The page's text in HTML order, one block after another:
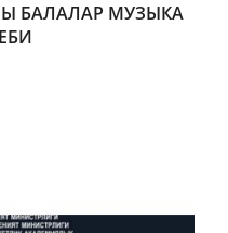
БАЛАЛАР МУЗЫКА